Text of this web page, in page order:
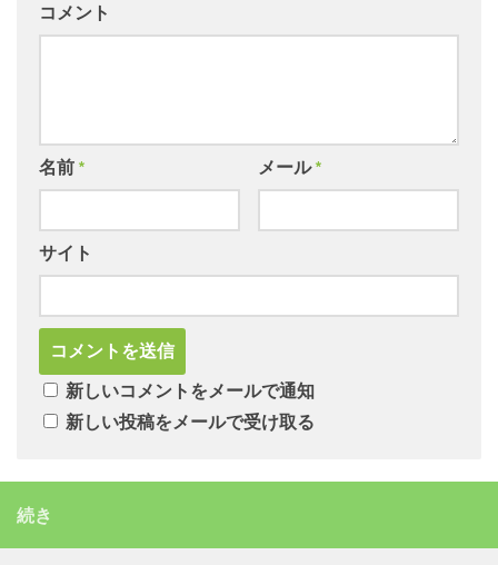
コメント
名前 * メール*
サイト
新しいコメントをメールで通知
新しい投稿をメールで受け取る
続き